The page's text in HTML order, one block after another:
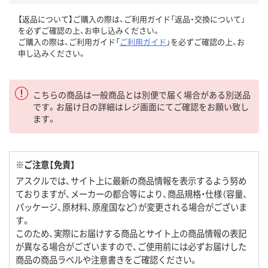
【返品について】ご購入の際は、ご利用ガイド「返品・交換について」
を必ずご確認の上、お申し込みください。
ご購入の際は、ご利用ガイド「ご利用ガイド 」を必ずご確認の上、お
申し込みください。
こちらの商品は一般商品とは別便で届く場合がある別送品
です。お届け日の詳細はレジ画面にてご確認をお願い致し
ます。
※ご注意【免責】
アスクルでは、サイト上に最新の商品情報を表示するよう努め
ておりますが、メーカーの都合等により、商品規格・仕様（容量、
パッケージ、原材料、原産国など）が変更される場合がございま
す。
このため、実際にお届けする商品とサイト上の商品情報の表記
が異なる場合がございますので、ご使用前には必ずお届けした
商品の商品ラベルや注意書きをご確認ください。